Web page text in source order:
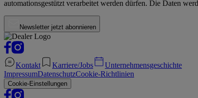
automationsgestützt verarbeitet werden dürfen. Die Daten
Newsletter jetzt abonnieren
Kontakt Karriere/Jobs
Unternehmensgeschichte
ImpressumDatenschutzCookie-Richtlinien
Cookie-Einstellungen